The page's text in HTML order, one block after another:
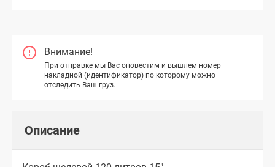
Внимание!
При отправке мы Вас оповестим и вышлем номер
накладной (идентификатор) по которому можно
отследить Ваш груз.
Описание